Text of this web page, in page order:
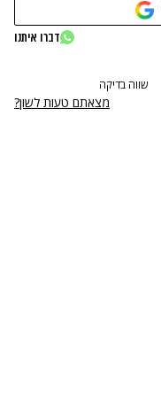
דברו איתנו
שווה בדיקה
מצאתם טעות לשון?